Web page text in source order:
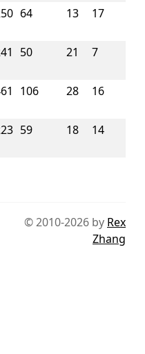
64 13 17
50 21 7
106 28 16
59 18 14
© 2010-2026 by Rex
Zhang